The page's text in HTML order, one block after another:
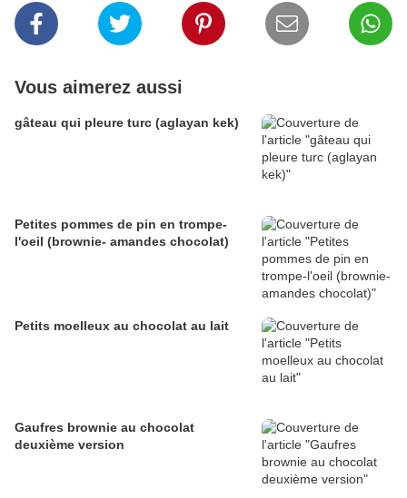
Vous aimerez aussi
gâteau qui pleure turc (aglayan kek)
Petites pommes de pin en trompe-
l'oeil (brownie- amandes chocolat)
Petits moelleux au chocolat au lait
Gaufres brownie au chocolat
deuxième version